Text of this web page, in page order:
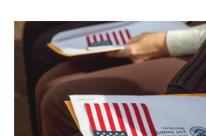
k
p
n